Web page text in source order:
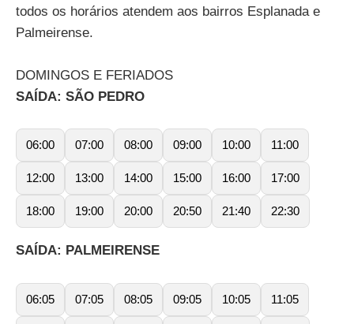
todos os horários atendem aos bairros Esplanada e
Palmeirense.
DOMINGOS E FERIADOS
SAÍDA: SÃO PEDRO
06:00 07:00 08:00 09:00 10:00 11:00
12:00 13:00 14:00 15:00 16:00 17:00
18:00 19:00 20:00 20:50 21:40 22:30
SAÍDA: PALMEIRENSE
06:05 07:05 08:05 09:05 10:05 11:05